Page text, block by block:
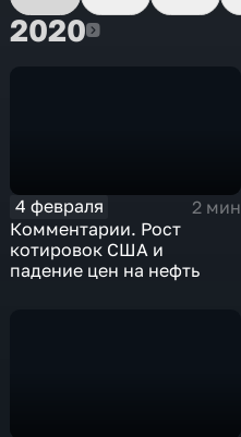
20202020
4 февраля
2 мин
Комментарии. Рост
котировок США и
падение цен на нефть